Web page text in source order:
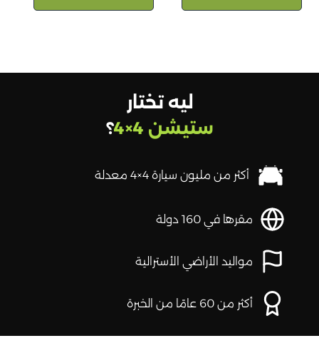
ليه تختار
ستيشن 4×4
؟
أكثر من مليون سيارة 4×4 معدلة
مقرها في 160 دولة
مواليد الأراضي الأسترالية
أكثر من 60 عامًا من الخبرة